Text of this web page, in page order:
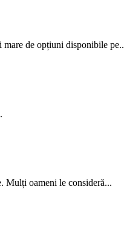
mare de opțiuni disponibile
Mulți oameni le consideră...